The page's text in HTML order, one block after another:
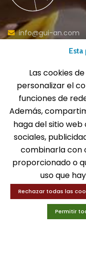
info@gui-an.com
Fax: 916 537 814
SOLICITA
MENÚ
Deportes
Educación física
Entrenamiento y
Las cookies
personalizar el
funciones de
Además,
haga del sitio
sociales,
combinarla con
proporcionado o
uso que
Rechazar todas las
Permitir